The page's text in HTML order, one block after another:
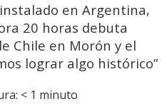
en Argentina,
20 horas debuta
Chile en Morón y el
lograr algo histórico”
< 1 minuto